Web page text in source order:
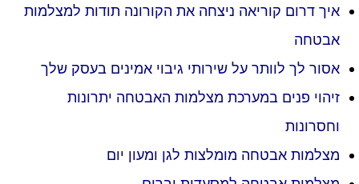
איך דרום קוריאה ניצחה את הקורונה תודות למצלמות
אבטחה
אסור לך לוותר על שירותי גיבוי אמינים בעסק שלך
זיהוי פנים במערכת מצלמות האבטחה יתרונות
וחסרונות
מצלמות אבטחה מומלצות לגן ומעון יום